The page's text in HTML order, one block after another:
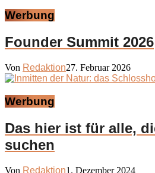
Werbung
Founder Summit 2026
Von Redaktion27. Februar 2026
Werbung
Das hier ist für alle,
suchen
Von Redaktion1. Dezember 2024